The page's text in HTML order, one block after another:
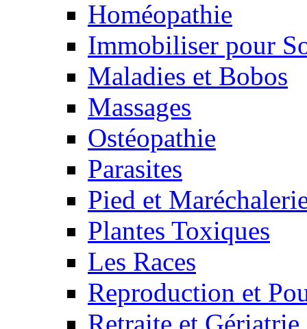
Homéopathie
Immobiliser pour
Maladies et Bobos
Massages
Ostéopathie
Parasites
Pied et
Plantes Toxiques
Les Races
Reproduction et
Retraite et